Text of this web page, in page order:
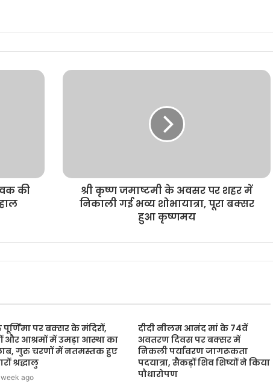
की
श्री कृष्ण जमाष्टमी के अवसर पर शहर में
निकाली गई भव्य शोभायात्रा, पूरा बक्सर
हुआ कृष्णमय
पर बक्सर के मंदिरों,
और आश्रमों में उमड़ा आस्था का
गुरु चरणों में नतमस्तक हुए
श्रद्धालु
week ago
दीदी नीलम आनंद मां के 74वें
अवतरण दिवस पर बक्सर में
निकली पर्यावरण जागरूकता
पदयात्रा, सैकड़ों शिव शिष्यों ने किया
पौधारोपण